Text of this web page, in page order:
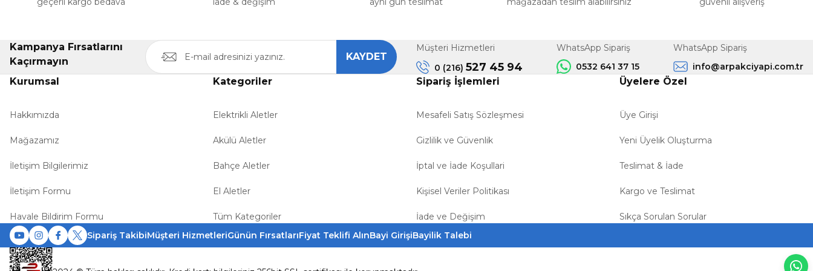
Gönder
Kampanya Fırsatlarını
Kaçırmayın
KAYDET
Müşteri Hizmetleri
0 (216) 527 45 94
WhatsApp Sipariş
0532 641 37 15
WhatsApp Sipariş
info@arpakciyapi.com.tr
Kurumsal
Hakkımızda
Mağazamız
İletişim Bilgilerimiz
İletişim Formu
Havale Bildirim Formu
Kategoriler
Elektrikli Aletler
Akülü Aletler
Bahçe Aletler
El Aletler
Tüm Kategoriler
Sipariş İşlemleri
Mesafeli Satış Sözleşmesi
Gizlilik ve Güvenlik
İptal ve İade Koşullari
Kişisel Veriler Politikası
İade ve Değişim
Üyelere Özel
Üye Girişi
Yeni Üyelik Oluşturma
Teslimat & İade
Kargo ve Teslimat
Sıkça Sorulan Sorular
Sipariş TakibiMüşteri HizmetleriGünün FırsatlarıFiyat Teklifi AlınBayi GirişiBayilik Talebi